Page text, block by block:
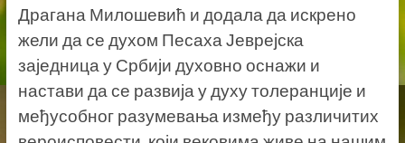
Драгана Милошевић и додала да искрено
жели да се духом Песаха Јеврејска
заједница у Србији духовно оснажи и
настави да се развија у духу толеранције и
међусобног разумевања између различитих